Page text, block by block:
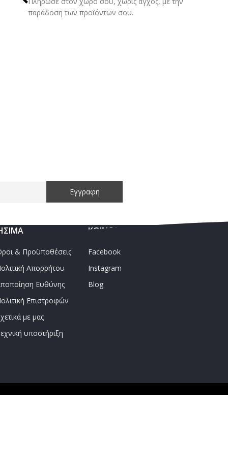
παράδοση των προϊόντων σου.
& Προϋποθέσεις
Απορρήτου
Ευθύνης
Επιστροφών
με μας
υποστήριξη
ΚΟΙΝΩΝΙΚΑ
Facebook
Instagram
Blog